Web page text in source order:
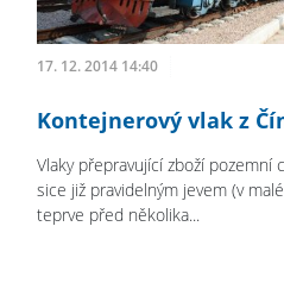
17. 12. 2014 14:40
Kontejnerový vlak z
Vlaky přepravující zboží pozemní
sice již pravidelným jevem (v
teprve před několika...